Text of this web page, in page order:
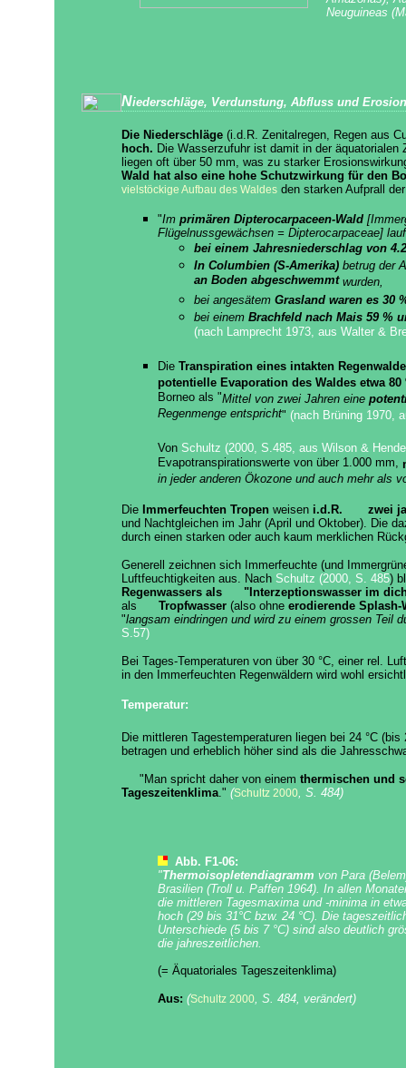
Neuguineas
Niederschläge, Verdunstung, Abfluss und
Die Niederschläge (i.d.R. Zenitalregen, Regen aus
hoch. Die Wasserzufuhr ist damit in der
liegen oft über 50 mm, was zu starker
Wald hat also eine hohe Schutzwirkung für den
vielstöckige Aufbau des Waldes den starken Aufprall
"Im primären Dipterocarpaceen-Wald
Flügelnussgewächsen = Dipterocarpaceae]
bei einem Jahresniederschlag von
In Columbien (S-Amerika) betrug der
an Boden abgeschwemmtwurden,
bei angesätem Grasland waren es 30
bei einem Brachfeld nach Mais 59 %
(nach Lamprecht 1973, aus Walter &
Die Transpiration eines intakten
potentielle Evaporation des Waldes etwa
Borneo als "Mittel von zwei Jahren eine
Regenmenge entspricht" (nach Brüning 1970,
Von Schultz (2000, S.485, aus Wilson &
Evapotranspirationswerte von über 1.000 mm,
in jeder anderen Ökozone und auch mehr als
Die Immerfeuchten Tropen weisen i.d.R.
zwei
und Nachtgleichen im Jahr (April und Oktober). Die
durch einen starken oder auch kaum merklichen
Generell zeichnen sich Immerfeuchte (und
Luftfeuchtigkeiten aus. Nach Schultz (2000, S. 485)
Regenwassers als
"Interzeptionswasser im
als
Tropfwasser (also ohne erodierende Splash-
"langsam eindringen und wird zu einem grossen Teil
S.57)
Bei Tages-Temperaturen von über 30 °C, einer rel.
in den Immerfeuchten Regenwäldern wird wohl
Temperatur:
Die mittleren Tagestemperaturen liegen bei 24 °C
betragen und erheblich höher sind als die
"Man spricht daher von einem thermischen und
Tageszeitenklima." (Schultz 2000, S. 484)
Abb. F1-06:
"Thermoisopletendiagramm von Para
Brasilien (Troll u. Paffen 1964). In allen
die mittleren Tagesmaxima und -minima in
hoch (29 bis 31°C bzw. 24 °C). Die
Unterschiede (5 bis 7 °C) sind also deutlich
die jahreszeitlichen.
(= Äquatoriales Tageszeitenklima)
Aus: (Schultz 2000, S. 484, verändert)